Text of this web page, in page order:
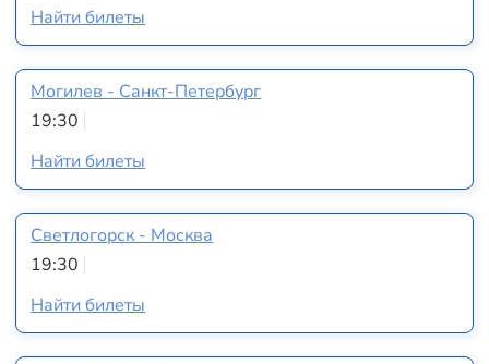
Найти билеты
Могилев - Санкт-Петербург
19:30
Найти билеты
Светлогорск - Москва
19:30
Найти билеты